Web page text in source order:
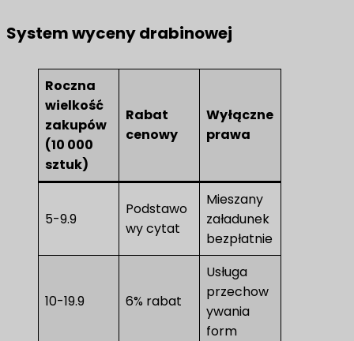
System wyceny drabinowej
Roczna
wielkość
zakupów
(10 000
sztuk)
Rabat
cenowy
Wyłączne
prawa
5-9.9
Podstawo
wy cytat
Mieszany
załadunek
bezpłatnie
10-19.9 6% rabat
Usługa
przechow
ywania
form